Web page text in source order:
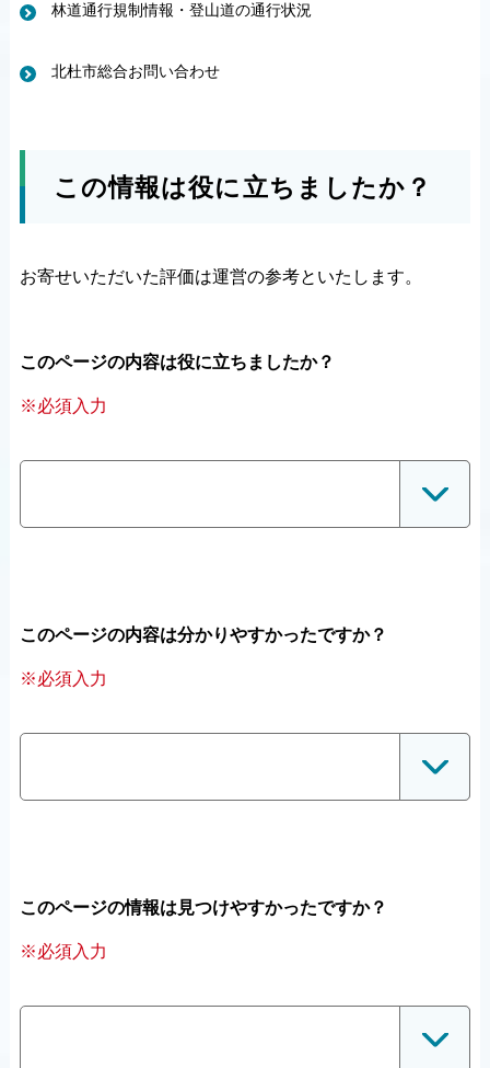
林道通行規制情報・登山道の通行状況
北杜市総合お問い合わせ
この情報は役に立ちましたか？
お寄せいただいた評価は運営の参考といたします。
このページの内容は役に立ちましたか？
※必須入力
このページの内容は分かりやすかったですか？
※必須入力
このページの情報は見つけやすかったですか？
※必須入力